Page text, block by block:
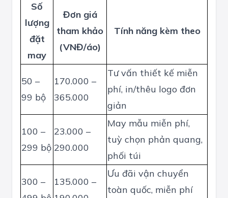
Số
lượng
đặt
may
Đơn giá
tham khảo
(VNĐ/áo)
Tính năng kèm theo
50 –
99 bộ
170.000 –
365.000
Tư vấn thiết kế miễn
phí, in/thêu logo đơn
giản
100 –
299 bộ
23.000 –
290.000
May mẫu miễn phí,
tuỳ chọn phản quang,
phối túi
300 –
135.000 –
Ưu đãi vận chuyển
toàn quốc, miễn phí